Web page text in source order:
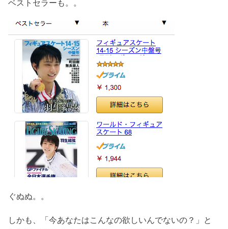
ベストセラーも。。
ぐぬぬ。。
しかも、「今あなたはこんなの欲しいんでないの？」と